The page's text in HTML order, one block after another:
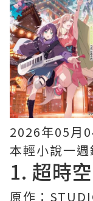
2026年05月
本輕小說一
1. 超時
原作：